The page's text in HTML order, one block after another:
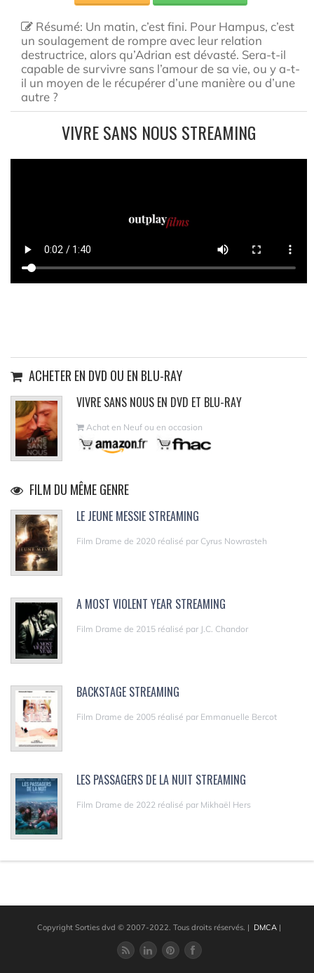
Résumé: Un matin, c’est fini. Pour Hampus, c’est
un soulagement de rompre avec leur relation
destructrice, alors qu’Adrian est dévasté. Sera-t-il
capable de survivre sans l’amour de sa vie, ou y a-t-
il un moyen de le récupérer d’une manière ou d’une
autre ?
VIVRE SANS NOUS STREAMING
ACHETER EN DVD OU EN BLU-RAY
VIVRE SANS NOUS EN DVD ET BLU-RAY
Achat en Neuf ou en occasion
FILM DU MÊME GENRE
LE JEUNE MESSIE STREAMING
Film Drame de 2020 réalisé par Cyrus Nowrasteh
A MOST VIOLENT YEAR STREAMING
Film Drame de 2015 réalisé par J.C. Chandor
BACKSTAGE STREAMING
Film Drame de 2005 réalisé par Emmanuelle Bercot
LES PASSAGERS DE LA NUIT STREAMING
Film Drame de 2022 réalisé par Mikhaël Hers
Copyright Sorties dvd © 2007-2022. Tous droits réservés. | DMCA|